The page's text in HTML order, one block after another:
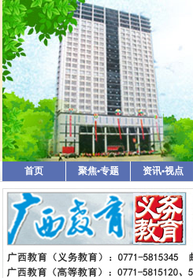
首页 聚焦•专题 资讯•视点